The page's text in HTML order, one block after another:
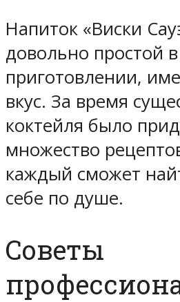
Напиток «Виски
довольно простой в
приготовлении,
вкус. За время
коктейля было
множество
каждый сможет
себе по душе.
Советы